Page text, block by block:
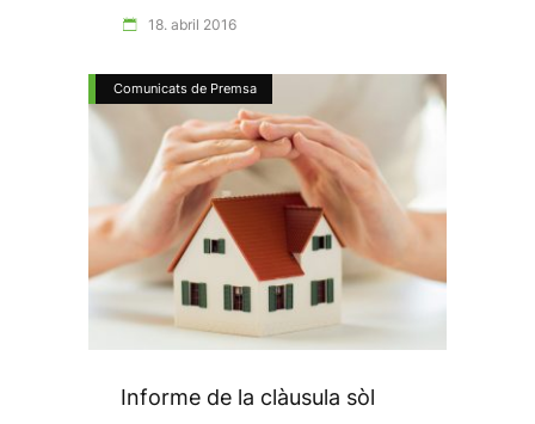
18. abril 2016
Comunicats de Premsa
Informe de la clàusula sòl